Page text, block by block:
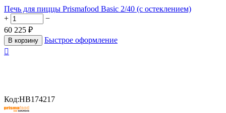
Печь для пиццы Prismafood Basic 2/40 (с остеклением)
+
−
60 225 ₽
В корзину
Быстрое оформление

Код:HB174217